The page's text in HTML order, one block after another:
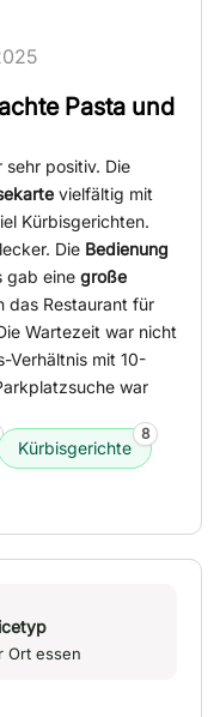
Pasta und
sehr positiv. Die
vielfältig mit
Kürbisgerichten.
Die Bedienung
gab eine große
das Restaurant für
Wartezeit war nicht
Verhältnis mit 10-
war
Kürbisgerichte
8
Ort essen